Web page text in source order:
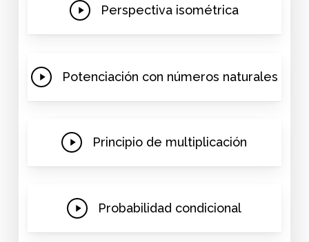
Play
Perspectiva isométrica
Play
Potenciación con números naturales
Play
Principio de multiplicación
Play
Probabilidad condicional